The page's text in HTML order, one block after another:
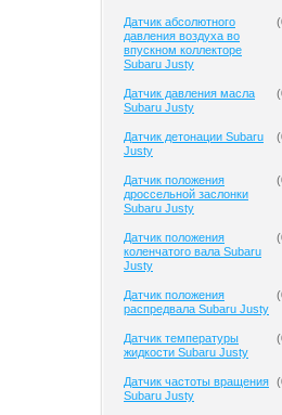
Датчик абсолютного
давления воздуха во
впускном коллекторе
Subaru Justy
(
Датчик давления масла
Subaru Justy
(
Датчик детонации Subaru
Justy
(
Датчик положения
дроссельной заслонки
Subaru Justy
(
Датчик положения
коленчатого вала Subaru
Justy
(
Датчик положения
распредвала Subaru Justy
(
Датчик температуры
жидкости Subaru Justy
(
Датчик частоты вращения
Subaru Justy
(